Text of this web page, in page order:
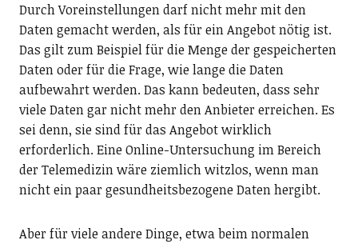
Durch Voreinstellungen darf nicht mehr mit den
Daten gemacht werden, als für ein Angebot nötig ist.
Das gilt zum Beispiel für die Menge der gespeicherten
Daten oder für die Frage, wie lange die Daten
aufbewahrt werden. Das kann bedeuten, dass sehr
viele Daten gar nicht mehr den Anbieter erreichen. Es
sei denn, sie sind für das Angebot wirklich
erforderlich. Eine Online-Untersuchung im Bereich
der Telemedizin wäre ziemlich witzlos, wenn man
nicht ein paar gesundheitsbezogene Daten hergibt.
Aber für viele andere Dinge, etwa beim normalen